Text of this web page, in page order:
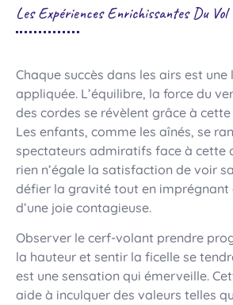
Les Expériences Enrichissantes Du Vol
Chaque succès dans les airs est une
appliquée. L’équilibre, la force du
des cordes se révèlent grâce à
Les enfants, comme les aînés, se
spectateurs admiratifs face à cette
rien n’égale la satisfaction de voir
défier la gravité tout en imprégnant
d’une joie contagieuse.
Observer le cerf-volant prendre
la hauteur et sentir la ficelle se
est une sensation qui émerveille.
aide à inculquer des valeurs telles